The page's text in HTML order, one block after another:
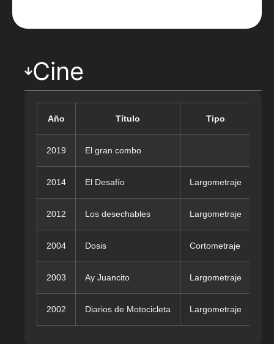
Cine
Año Título Tipo
2019 El gran combo
2014 El Desafío Largometraje
2012 Los desechables Largometraje
2004 Dosis Cortometraje
2003 Ay Juancito Largometraje
2002 Diarios de Motocicleta Largometraje